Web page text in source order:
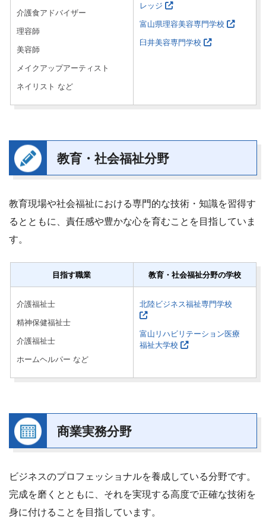
介護食アドバイザー
理容師
美容師
メイクアップアーティスト
ネイリスト など
レッジ
富山県理容美容専門学校
臼井美容専門学校
教育・社会福祉分野
教育現場や社会福祉における専門的な技術・知識を習得す
るとともに、責任感や豊かな心を育むことを目指していま
す。
目指す職業 教育・社会福祉分野の学校
介護福祉士
精神保健福祉士
介護福祉士
ホームヘルパー など
北陸ビジネス福祉専門学校
富山リハビリテーション医療
福祉大学校
商業実務分野
ビジネスのプロフェッショナルを養成している分野です。
完成を磨くとともに、それを実現する高度で正確な技術を
身に付けることを目指しています。